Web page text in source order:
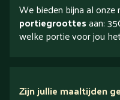
We bieden bijna al onze
portiegroottesaan:
welke portie voor jou
Zijn jullie maaltijden